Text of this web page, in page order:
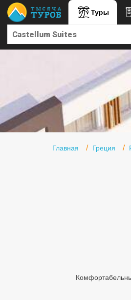
Туры
Главная Греция
Главная
Туры в ОАЭ
Офис г. Москва